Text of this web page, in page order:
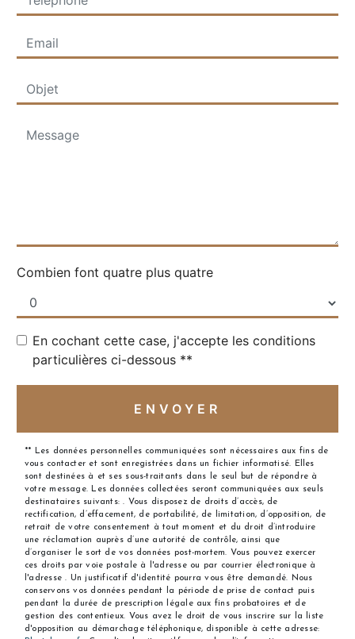
Combien font quatre plus quatre
En cochant cette case, j'accepte les conditions
particulières ci-dessous **
ENVOYER
** Les données personnelles communiquées sont nécessaires aux fins de
vous contacter et sont enregistrées dans un fichier informatisé. Elles
sont destinées à et ses sous-traitants dans le seul but de répondre à
votre message. Les données collectées seront communiquées aux seuls
destinataires suivants: . Vous disposez de droits d’accès, de
rectification, d’effacement, de portabilité, de limitation, d’opposition, de
retrait de votre consentement à tout moment et du droit d’introduire
une réclamation auprès d’une autorité de contrôle, ainsi que
d’organiser le sort de vos données post-mortem. Vous pouvez exercer
ces droits par voie postale à l'adresse ou par courrier électronique à
l'adresse . Un justificatif d'identité pourra vous être demandé. Nous
conservons vos données pendant la période de prise de contact puis
pendant la durée de prescription légale aux fins probatoires et de
gestion des contentieux. Vous avez le droit de vous inscrire sur la liste
d'opposition au démarchage téléphonique, disponible à cette adresse: